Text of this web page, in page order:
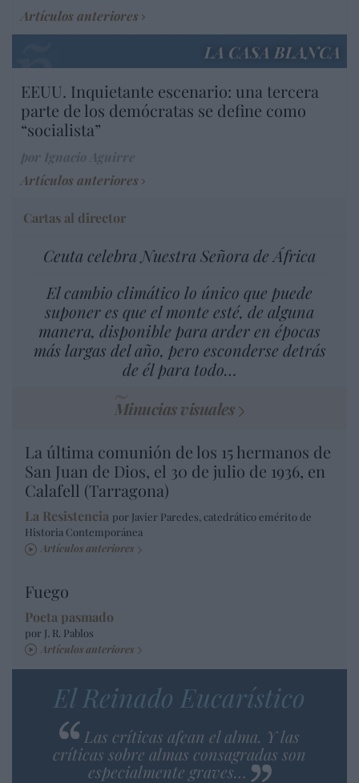
Artículos anteriores
LA CASA BLANCA
EEUU. Inquietante escenario: una tercera
parte de los demócratas se define como
“socialista”
Artículos anteriores
Cartas al director
Ceuta celebra Nuestra Señora de África
El cambio climático lo único que puede
suponer es que el monte esté, de alguna
manera, disponible para arder en épocas
más largas del año, pero esconderse detrás
de él para todo…
Minucias visuales
La última comunión de los 15 hermanos de
San Juan de Dios, el 30 de julio de 1936, en
Calafell (Tarragona)
La Resistencia por Javier Paredes, catedrático emérito de
Historia Contemporánea
Artículos anteriores
Fuego
Poeta pasmado
por J. R. Pablos
Artículos anteriores
El Reinado Eucarístico
Las críticas afean el alma. Y las
críticas sobre almas consagradas son
especialmente graves…